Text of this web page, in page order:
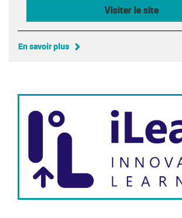
Visiter le site
En savoir plus